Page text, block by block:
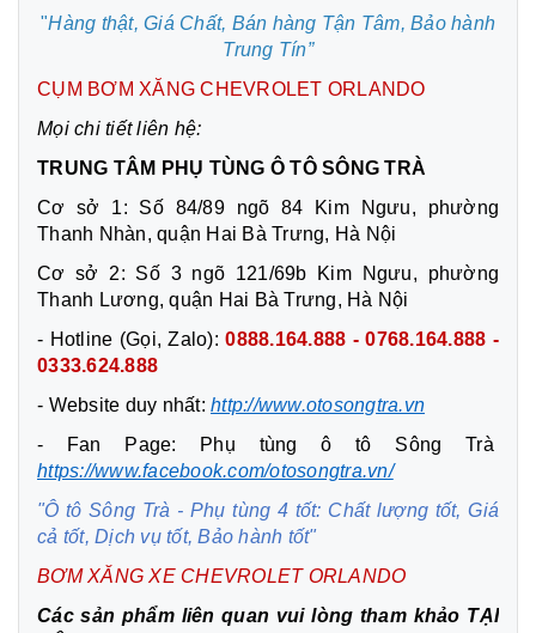
"Hàng thật, Giá Chất, Bán hàng Tận Tâm, Bảo hành
Trung Tín”
CỤM BƠM XĂNG CHEVROLET ORLANDO
Mọi chi tiết liên hệ:
TRUNG TÂM PHỤ TÙNG Ô TÔ SÔNG TRÀ
Cơ sở 1: Số 84/89 ngõ 84 Kim Ngưu, phường
Thanh Nhàn, quận Hai Bà Trưng, Hà Nội
Cơ sở 2: Số 3 ngõ 121/69b Kim Ngưu, phường
Thanh Lương, quận Hai Bà Trưng, Hà Nội
- Hotline (Gọi, Zalo):0888.164.888 - 0768.164.888 -
0333.624.888
- Website duy nhất: http://www.otosongtra.vn
- Fan Page: Phụ tùng ô tô Sông Trà
https://www.facebook.com/otosongtra.vn/
"Ô tô Sông Trà - Phụ tùng 4 tốt: Chất lượng tốt, Giá
cả tốt, Dịch vụ tốt, Bảo hành tốt"
BƠM XĂNG XE CHEVROLET ORLANDO
Các sản phẩm liên quan vui lòng tham khảo TẠI